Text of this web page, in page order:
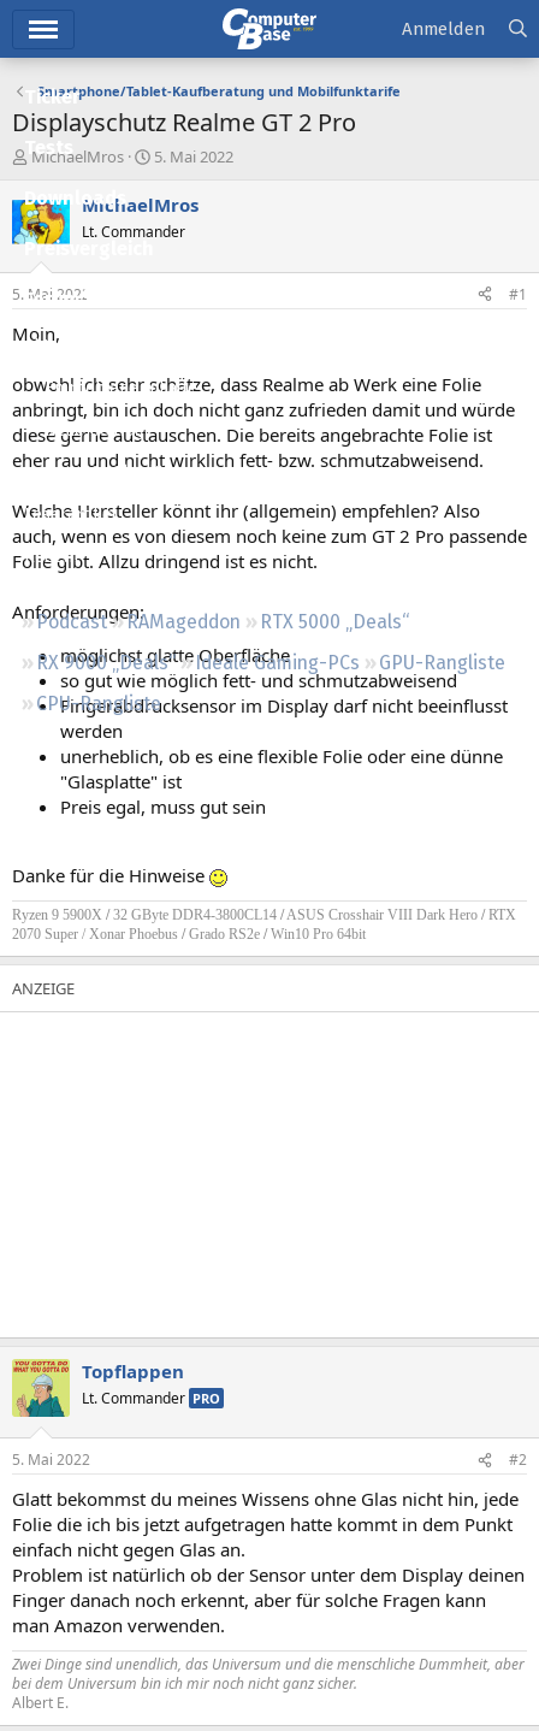
Ticker
Tests
Downloads
Preisvergleich
Forum
Aktuelles
Empfohlene Inhalte
Neue Beiträge
Neueste Aktivitäten
Leserartikel
Regeln
Podcast RAMageddon
RTX 5000 „Deals“
RX 9000 „Deals“
Ideale Gaming-PCs
GPU-Rangliste
CPU-Rangliste
Anmelden
Smartphone/Tablet-Kaufberatung und Mobilfunktarife
Displayschutz Realme GT 2 Pro
E
s
t
e
l
e
r
MichaelMros
E
s
e
t
5. Mai 2022
MichaelMros
Lt. Commander
5. Mai 2022 #1
Moin,
obwohl ich sehr schätze, dass Realme ab Werk eine Folie
anbringt, bin ich doch nicht ganz zufrieden damit und würde
diese gerne austauschen. Die bereits angebrachte Folie ist
eher rau und nicht wirklich fett- bzw. schmutzabweisend.
Welche Hersteller könnt ihr (allgemein) empfehlen? Also
auch, wenn es von diesem noch keine zum GT 2 Pro passende
Folie gibt. Allzu dringend ist es nicht.
Anforderungen:
möglichst glatte Oberfläche
so gut wie möglich fett- und schmutzabweisend
Fingerabdrucksensor im Display darf nicht beeinflusst
werden
unerheblich, ob es eine flexible Folie oder eine dünne
"Glasplatte" ist
Preis egal, muss gut sein
Danke für die Hinweise
Ryzen 9 5900X /32 GByte DDR4-3800CL14 /ASUS Crosshair VIII Dark Hero /RTX
2070 Super / Xonar Phoebus /Grado RS2e /Win10 Pro 64bit
Topflappen
Lt. Commander PRO
5. Mai 2022 #2
Glatt bekommst du meines Wissens ohne Glas nicht hin, jede
Folie die ich bis jetzt aufgetragen hatte kommt in dem Punkt
einfach nicht gegen Glas an.
Problem ist natürlich ob der Sensor unter dem Display deinen
Finger danach noch erkennt, aber für solche Fragen kann
man Amazon verwenden.
Zwei Dinge sind unendlich, das Universum und die menschliche Dummheit, aber
bei dem Universum bin ich mir noch nicht ganz sicher.
Albert E.